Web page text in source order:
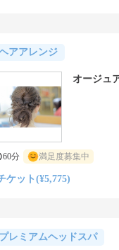
アアレンジ
オージュ
60分 満足度募集中
ケット(¥5,775)
レミアムヘッドスパ